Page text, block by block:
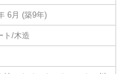
6月 (築9年)
ト/木造